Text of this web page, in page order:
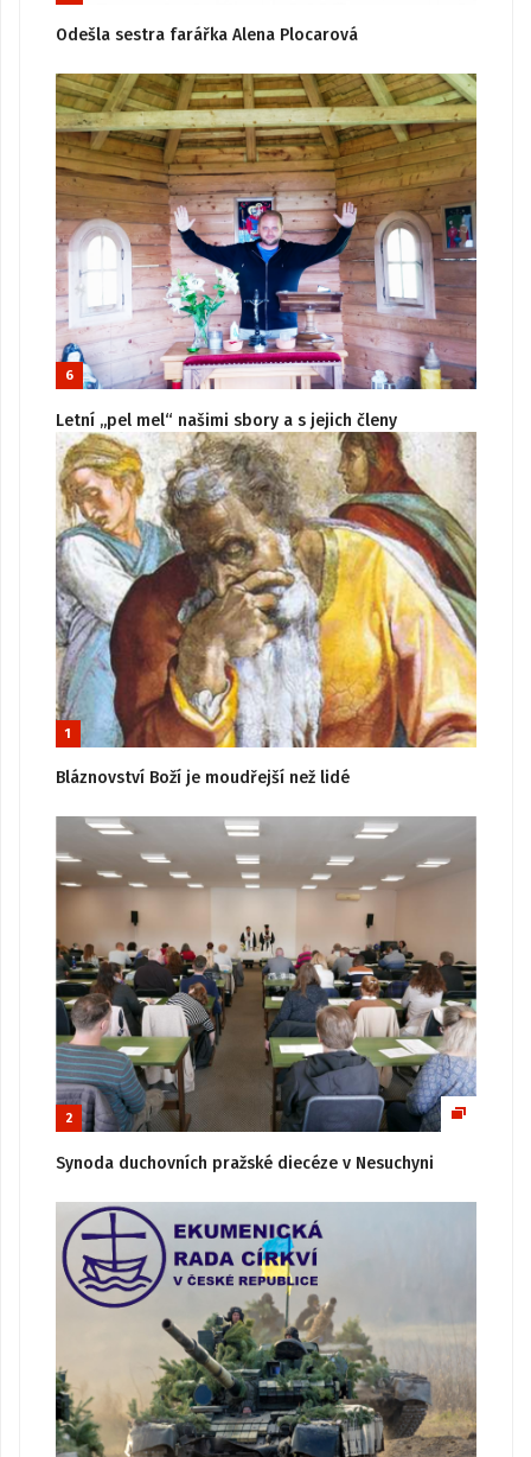
Odešla sestra farářka Alena Plocarová
6
Letní „pel mel“ našimi sbory a s jejich členy
1
Bláznovství Boží je moudřejší než lidé
2
Synoda duchovních pražské diecéze v Nesuchyni